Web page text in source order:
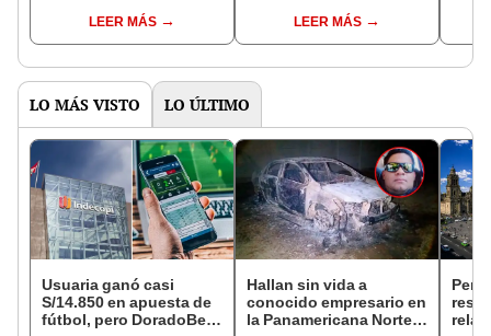
públicaLEER MÁS LEER MÁS
LO MÁS VISTO LO ÚLTIMO
Usuaria ganó casi
S/14.850 en apuesta de
fútbol, pero DoradoBet
Hallan sin vida a
conocido empresario en
la Panamericana Norte
Perú